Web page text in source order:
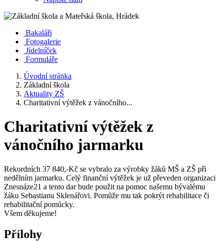
Bakaláři
Fotogalerie
Jídelníček
Formuláře
Úvodní stránka
Základní škola
Aktuality ZŠ
Charitativní výtěžek z vánočního...
Charitativní výtěžek z
vánočního jarmarku
Rekordních 37 840,-Kč se vybralo za výrobky žáků MŠ a ZŠ při
nedělním jarmarku. Celý finanční výtěžek je už převeden organizaci
Znesnáze21 a tento dar bude použit na pomoc našemu bývalému
žáku Sebastianu Sklenářovi. Pomůže mu tak pokrýt rehabilitace či
rehabilitační pomůcky.
Všem děkujeme!
Přílohy